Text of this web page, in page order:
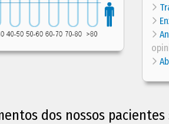
dos nossos